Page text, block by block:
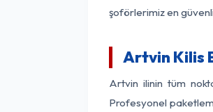
şoförlerimiz en
Artvin Kilis
Artvin ilinin tüm
Profesyonel